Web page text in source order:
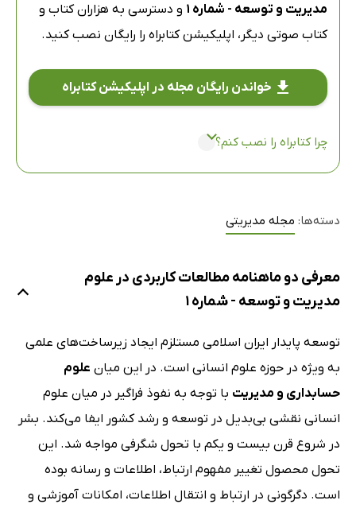
مدیریت و توسعه - شماره 1
و دسترسی به هزاران کتاب و
کتاب صوتی دیگر، اپلیکیشن کتابراه را رایگان نصب کنید.
خواندن رایگان مجله در اپلیکیشن کتابراه
چرا کتابراه را نصب کنم؟
دسته‌ها: مجله مدیریتی
معرفی دو ماهنامه‌ مطالعات کاربردی در علوم
مدیریت و توسعه - شماره 1
توسعه پایدار ایران اسلامی مستلزم ایجاد زیرساخت‌های علمی
به ویژه در حوزه علوم انسانی است. در این میان علوم
حسابداری و مدیریت با توجه به نفوذ فراگیر در میان علوم
انسانی نقشی بی‌بدیل در توسعه و رشد کشور ایفا می‌کند. بشر
در شروع قرن بیست و یکم با تحول شگرفی مواجه شد. این
تحول محصول تغییر مفهوم ارتباط، اطلاعات و رسانه بوده
است. دگرگونی در ارتباط و انتقال اطلاعات، امکانات آموزشی و